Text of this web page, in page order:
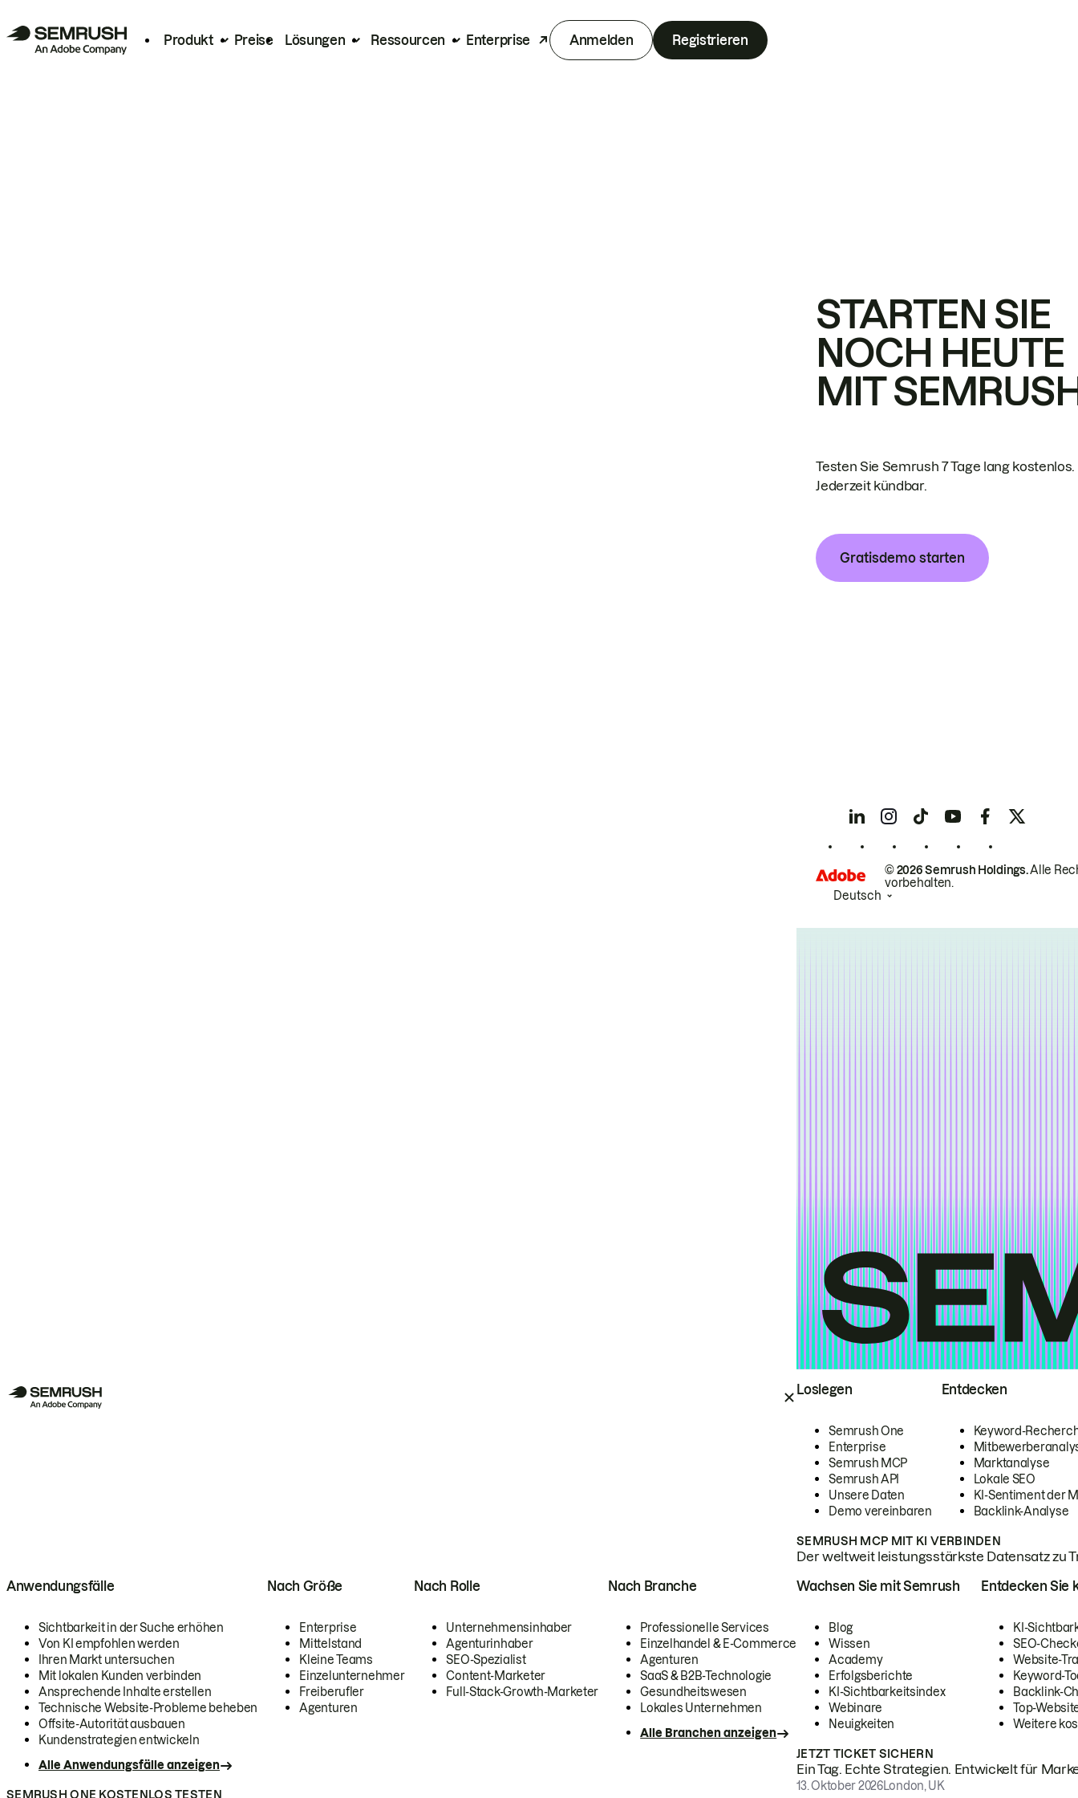
Produkt Preise Lösungen Ressourcen Enterprise Anmelden Registrieren
Loslegen
Semrush One
Enterprise
Semrush MCP
Semrush API
Unsere Daten
Demo vereinbaren
Entdecken
Keyword-
Marktanalyse
Lokale SEO
KI-Sentiment der
Backlink-Analyse
SEMRUSH MCP MIT KI VERBINDEN
Der weltweit leistungsstärkste Datensatz zu
Anwendungsfälle
Sichtbarkeit in der Suche erhöhen
Von KI empfohlen werden
Ihren Markt untersuchen
Mit lokalen Kunden verbinden
Ansprechende Inhalte erstellen
Technische Website-Probleme beheben
Offsite-Autorität ausbauen
Kundenstrategien entwickeln
Alle Anwendungsfälle anzeigen
Nach Größe
Enterprise
Mittelstand
Kleine Teams
Einzelunternehmer
Freiberufler
Agenturen
Nach Rolle
Unternehmensinhaber
Agenturinhaber
SEO-Spezialist
Content-Marketer
Full-Stack-Growth-Marketer
Nach Branche
Professionelle Services
Einzelhandel & E-Commerce
Agenturen
SaaS & B2B-Technologie
Gesundheitswesen
Lokales Unternehmen
Alle Branchen anzeigen
SEMRUSH ONE KOSTENLOS TESTEN
Wachsen Sie mit Semrush
Blog
Wissen
Academy
Erfolgsberichte
KI-Sichtbarkeitsindex
Webinare
Neuigkeiten
Entdecken Sie
KI-
SEO-
Website-
Keyword-
Backlink-
Top-
Weitere
JETZT TICKET SICHERN
Ein Tag. Echte Strategien. Entwickelt für
13. Oktober 2026London, UK
STARTEN SIE
NOCH HEUTE
MIT
Testen Sie Semrush 7 Tage lang kostenlos.
Jederzeit kündbar.
Gratisdemo starten
© 2026 Semrush Holdings.Alle
vorbehalten.
Deutsch